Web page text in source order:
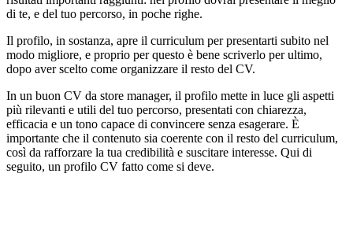
di te, e del tuo percorso, in poche righe.
Il profilo, in sostanza, apre il curriculum per presentarti subito nel
modo migliore, e proprio per questo è bene scriverlo per ultimo,
dopo aver scelto come organizzare il resto del CV.
In un buon CV da store manager, il profilo mette in luce gli aspetti
più rilevanti e utili del tuo percorso, presentati con chiarezza,
efficacia e un tono capace di convincere senza esagerare. È
importante che il contenuto sia coerente con il resto del curriculum,
così da rafforzare la tua credibilità e suscitare interesse. Qui di
seguito, un profilo CV fatto come si deve.